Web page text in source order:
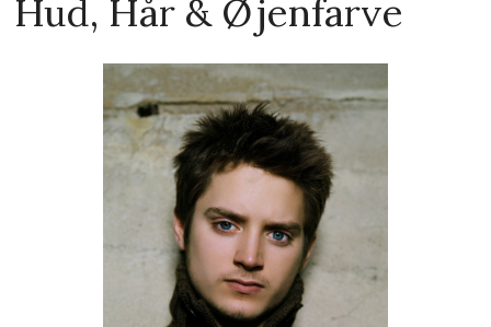
Hud, Hår & Øjenfarve